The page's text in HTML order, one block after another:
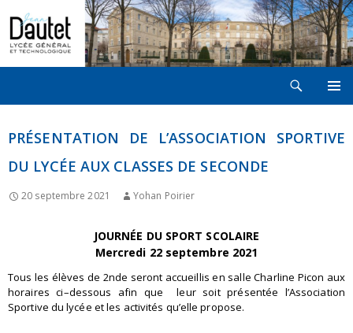
CONTENU
PRÉSENTATION DE L’ASSOCIATION SPORTIVE
DU LYCÉE AUX CLASSES DE SECONDE
20 septembre 2021 Yohan Poirier
JOURNÉE DU SPORT SCOLAIRE
Mercredi 22 septembre 2021
Tous les élèves de 2nde seront accueillis en salle Charline Picon aux
horaires ci–dessous afin queleur soit présentée l’Association
Sportive du lycée et les activités qu’elle propose.